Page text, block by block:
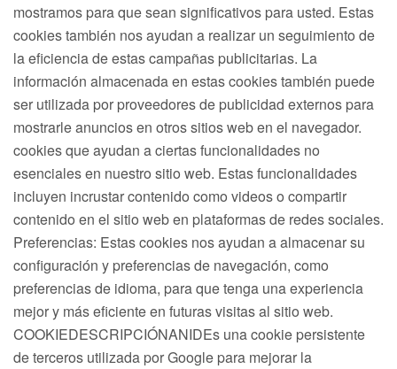
mostramos para que sean significativos para usted. Estas
cookies también nos ayudan a realizar un seguimiento de
la eficiencia de estas campañas publicitarias. La
información almacenada en estas cookies también puede
ser utilizada por proveedores de publicidad externos para
mostrarle anuncios en otros sitios web en el navegador.
cookies que ayudan a ciertas funcionalidades no
esenciales en nuestro sitio web. Estas funcionalidades
incluyen incrustar contenido como videos o compartir
contenido en el sitio web en plataformas de redes sociales.
Preferencias: Estas cookies nos ayudan a almacenar su
configuración y preferencias de navegación, como
preferencias de idioma, para que tenga una experiencia
mejor y más eficiente en futuras visitas al sitio web.
COOKIEDESCRIPCIÓNANIDEs una cookie persistente
de terceros utilizada por Google para mejorar la